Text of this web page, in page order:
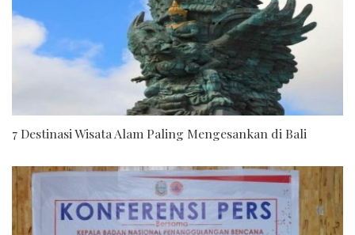
7 Destinasi Wisata Alam Paling Mengesankan di Bali